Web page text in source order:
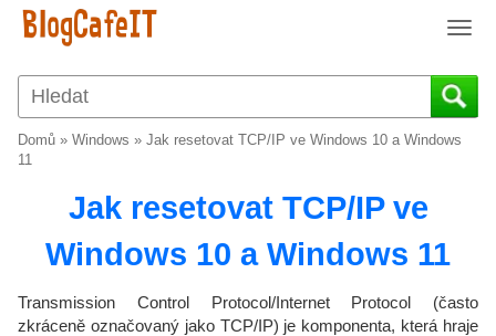
T
g
g
a
t
Domů » Windows » Jak resetovat TCP/IP ve Windows 10 a Windows
11
Jak resetovat TCP/IP ve
Windows 10 a Windows 11
Transmission Control Protocol/Internet Protocol (často
zkráceně označovaný jako TCP/IP) je komponenta, která hraje